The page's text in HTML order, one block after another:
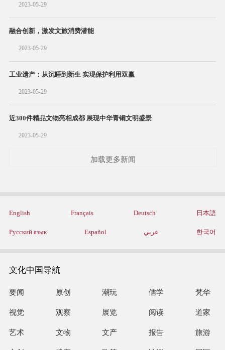
2023-05-29
融合创新，激发文旅消费潜能
2023-05-29
工业遗产：从沉睡到新生 实现保护利用双赢
2023-05-29
近300件精品文物亮相成都 展现中华青铜文明盛景
2023-05-29
加载更多新闻
English Français Deutsch 日本語
Русский язык Español عربي 한국어
文化中国导航
要闻 原创 潮玩 儒学 梵华
视觉 观察 展览 阅读 道家
艺术 文物 文产 报告 旅游